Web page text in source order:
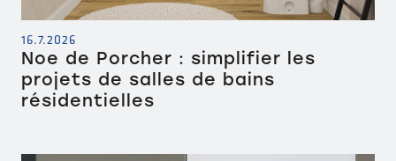
16.7.2026
Noe de Porcher : simplifier les
projets de salles de bains
résidentielles